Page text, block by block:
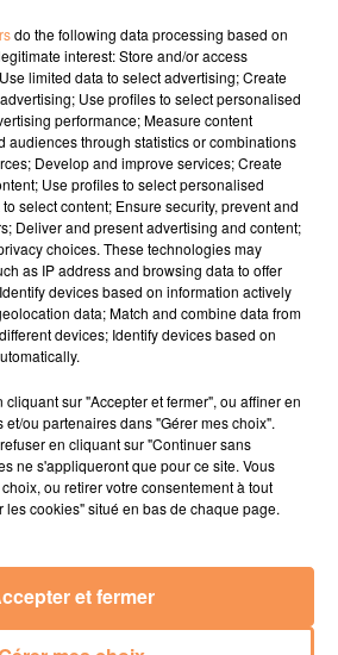
nathan_mannevy/
18h33
18h33
Hey, Soul Sister
18h31
18h31
do the following data processing based on
interest: Store and/or access
limited data to select advertising; Create
Use profiles to select personalised
performance; Measure content
audiences through statistics or combinations
Develop and improve services; Create
Use profiles to select personalised
select content; Ensure security, prevent and
Deliver and present advertising and content;
choices. These technologies may
as IP address and browsing data to offer
devices based on information actively
data; Match and combine data from
devices; Identify devices based on
sur "Accepter et fermer", ou affiner en
ou partenaires dans "Gérer mes choix".
en cliquant sur "Continuer sans
ne s'appliqueront que pour ce site. Vous
ou retirer votre consentement à tout
les cookies" situé en bas de chaque page.
et fermer